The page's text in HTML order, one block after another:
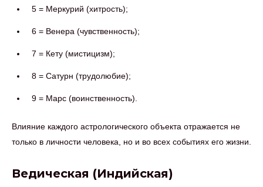
5 = Меркурий (хитрость);
6 = Венера (чувственность);
7 = Кету (мистицизм);
8 = Сатурн (трудолюбие);
9 = Марс (воинственность).
Влияние каждого астрологического объекта отражается не
только в личности человека, но и во всех событиях его жизни.
Ведическая (Индийская)